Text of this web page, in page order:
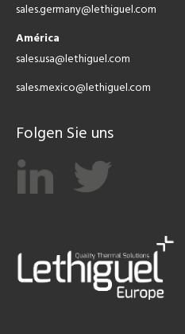
sales.germany@lethiguel.com
América
sales.usa@lethiguel.com
sales.mexico@lethiguel.com
Folgen Sie uns